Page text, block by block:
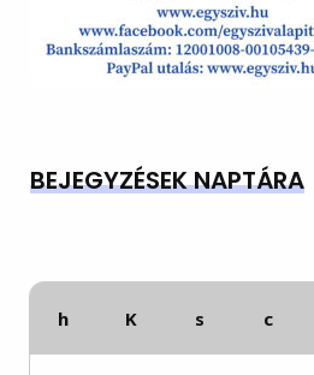
BEJEGYZÉSEK NAPTÁRA
h K s c